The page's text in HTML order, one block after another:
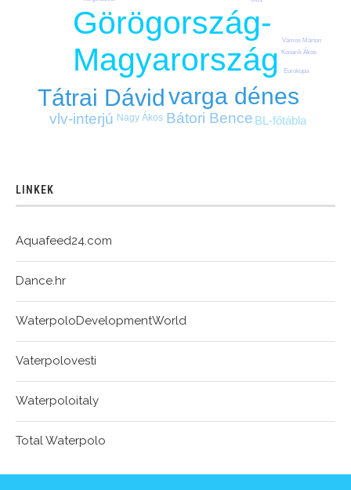
Görögország-
Magyarország
Tátrai Dávidvarga dénes
Bátori Bence
vlv-interjú BL-főtábla
Nagy Ákos
Eurokupa
Konarik Ákos
Vámos Márton
LINKEK
Aquafeed24.com
Dance.hr
WaterpoloDevelopmentWorld
Vaterpolovesti
Waterpoloitaly
Total Waterpolo